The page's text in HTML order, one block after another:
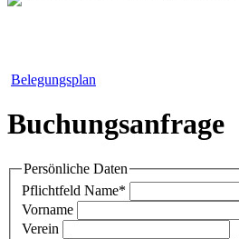
Belegungsplan
Buchungsanfrage
Persönliche Daten
Pflichtfeld Name*
Vorname
Verein